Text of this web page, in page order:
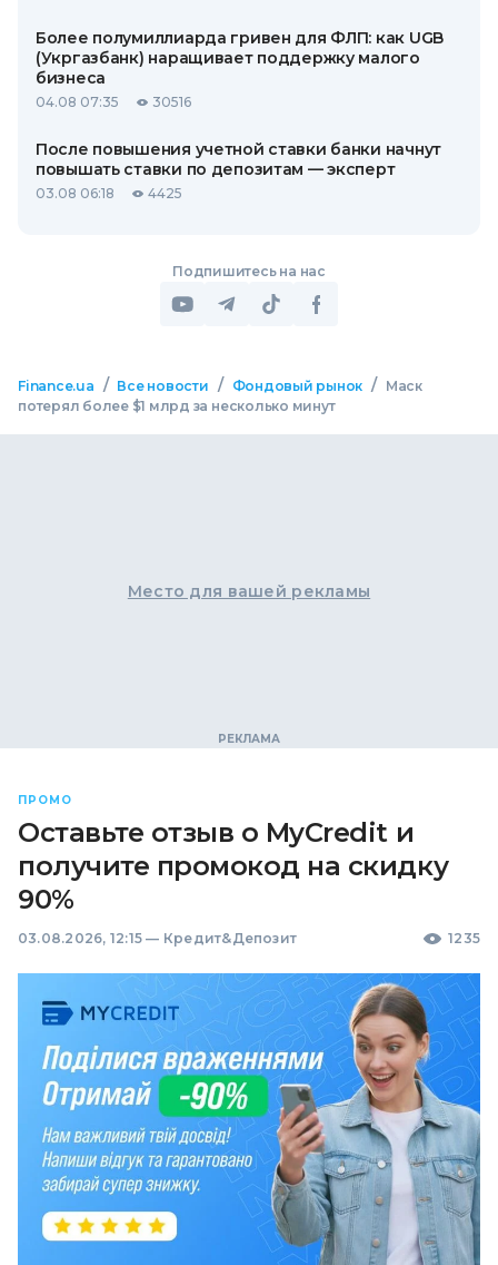
Более полумиллиарда гривен для ФЛП: как UGB
(Укргазбанк) наращивает поддержку малого
бизнеса
04.08 07:35 30516
После повышения учетной ставки банки начнут
повышать ставки по депозитам — эксперт
03.08 06:18 4425
Подпишитесь на нас
Finance.ua / Все новости / Фондовый рынок /
Маск
потерял более $1 млрд за несколько минут
Место для вашей рекламы
ПРОМО
Оставьте отзыв о MyCredit и
получите промокод на скидку
90%
03.08.2026, 12:15 — Кредит&Депозит 1235